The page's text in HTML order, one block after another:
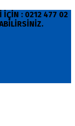
İÇİN : 0212 477 02